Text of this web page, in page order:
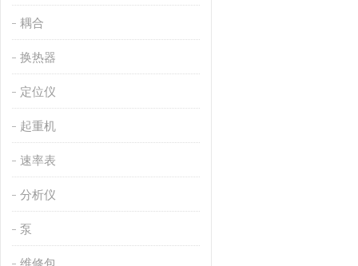
耦合
换热器
定位仪
起重机
速率表
分析仪
泵
维修包